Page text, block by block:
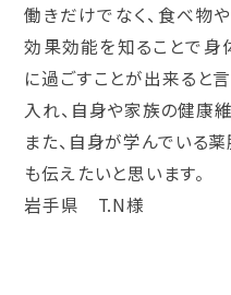
働きだけでなく、食べ物
効果効能を知ることで身
に過ごすことが出来ると
入れ、自身や家族の健康
また、自身が学んでいる
も伝えたいと思います。
岩手県 T.N様